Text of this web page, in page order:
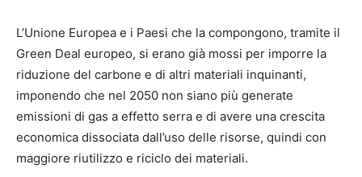
L’Unione Europea e i Paesi che la compongono, tramite il
Green Deal europeo, si erano già mossi per imporre la
riduzione del carbone e di altri materiali inquinanti,
imponendo che nel 2050 non siano più generate
emissioni di gas a effetto serra e di avere una crescita
economica dissociata dall’uso delle risorse, quindi con
maggiore riutilizzo e riciclo dei materiali.